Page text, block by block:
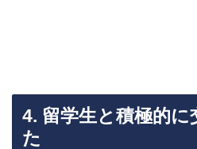
4. 留学生と積極的に
た